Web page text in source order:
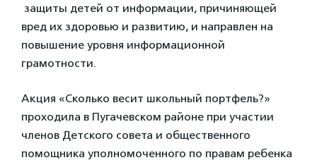
защиты детей от информации, причиняющей
вред их здоровью и развитию, и направлен на
повышение уровня информационной
грамотности.
Акция «Сколько весит школьный портфель?»
проходила в Пугачевском районе при участии
членов Детского совета и общественного
помощника уполномоченного по правам ребенка